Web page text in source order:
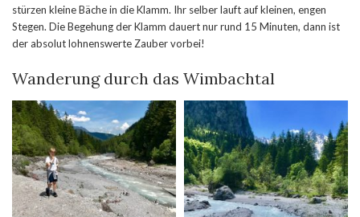
stürzen kleine Bäche in die Klamm. Ihr selber lauft auf kleinen, engen
Stegen. Die Begehung der Klamm dauert nur rund 15 Minuten, dann ist
der absolut lohnenswerte Zauber vorbei!
Wanderung durch das Wimbachtal